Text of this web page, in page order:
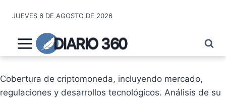
contenido
JUEVES 6 DE AGOSTO DE 2026
DIARIO 360
Cobertura de criptomoneda, incluyendo mercado,
regulaciones y desarrollos tecnológicos. Análisis de su